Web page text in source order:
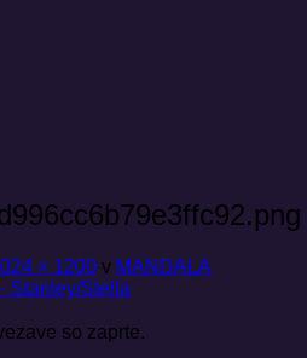
× 1200 v MANDALA
Stanley/Stella
so zaprte.